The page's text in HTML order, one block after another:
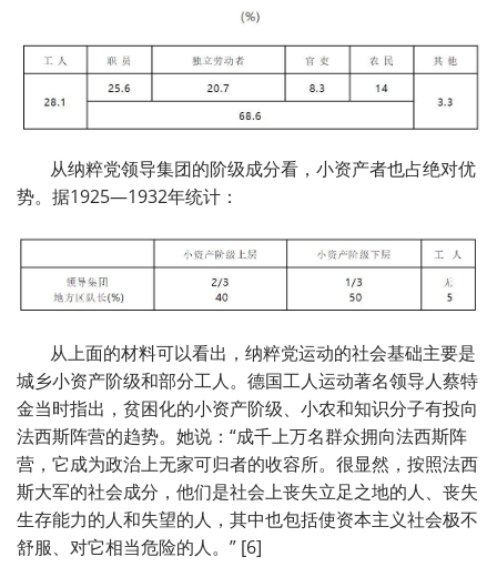
从纳粹党领导集团的阶级成分看，小资产者也占绝对优
势。据1925—1932年统计：
从上面的材料可以看出，纳粹党运动的社会基础主要是
城乡小资产阶级和部分工人。德国工人运动著名领导人蔡特
金当时指出，贫困化的小资产阶级、小农和知识分子有投向
法西斯阵营的趋势。她说：“成千上万名群众拥向法西斯阵
营，它成为政治上无家可归者的收容所。很显然，按照法西
斯大军的社会成分，他们是社会上丧失立足之地的人、丧失
生存能力的人和失望的人，其中也包括使资本主义社会极不
舒服、对它相当危险的人。” [6]